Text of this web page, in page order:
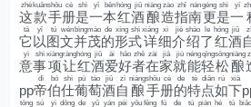
这
zhè
款
kuǎn
手
shǒu
册
cè
是
shì
一
yī
本
běn
红
hóng
酒
jiǔ
酿
niàng
造
zào
指
zhǐ
南
nán
更
gèng
是
shì
一
yī
它
tā
以
yǐ
图
tú
文
wén
并
bìng
茂
mào
的
de
形
xíng
式
shì
详
xiáng
细
xì
介
jiè
绍
shào
了
le
红
hóng
酒
jiǔ zì
意
yì
事
shì
项
xiàng
让
ràng
红
hóng
酒
jiǔ
爱
ài
好
hǎo
者
zhě
在
zài
家
jiā
就
jiù
能
néng
轻
qīng
松
sōng
酿
niàng
pp帝
dì
伯
bó
仕
shì
葡
pú
萄
táo
酒
jiǔ
自
zì
酿
niàng
手
shǒu
册
cè
的
de
特
tè
点
diǎn
如
rú
下
xià
tōng sú yì dǒng de yǔ yán pèi yǒu fēng fù de tú piàn hé tú biǎo